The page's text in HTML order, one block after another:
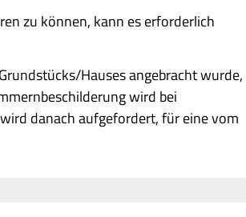
zu können, kann es erforderlich
Hauses angebracht wurde,
wird bei
danach aufgefordert, für eine vom